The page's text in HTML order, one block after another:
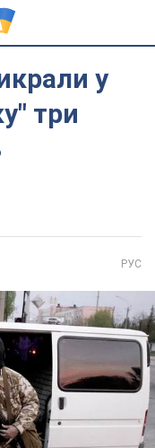
у
три
РУС